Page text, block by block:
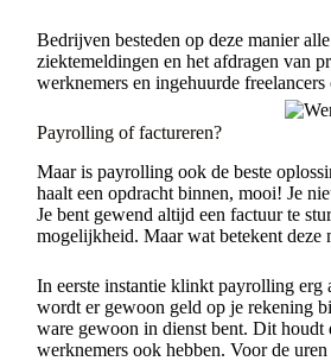
Bedrijven besteden op deze manier
ziektemeldingen en het afdragen van
werknemers en ingehuurde freelancers
Payrolling of factureren?
Maar is payrolling ook de beste
haalt een opdracht binnen, mooi! Je
Je bent gewend altijd een factuur te
mogelijkheid. Maar wat betekent deze
In eerste instantie klinkt payrolling erg
wordt er gewoon geld op je rekening
ware gewoon in dienst bent. Dit houdt
werknemers ook hebben. Voor de